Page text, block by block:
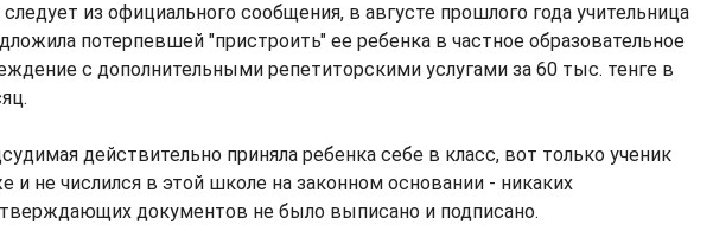
следует из официального сообщения, в августе прошлого года учительница
потерпевшей "пристроить" ее ребенка в частное образовательное
с дополнительными репетиторскими услугами за 60 тыс. тенге в
действительно приняла ребенка себе в класс, вот только ученик
и не числился в этой школе на законном основании - никаких
документов не было выписано и подписано.